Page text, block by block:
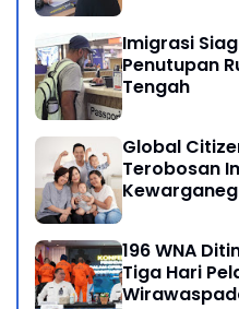
Imigrasi
Penutupan
Tengah
Global
Terobosan
196 WNA
Tiga Hari